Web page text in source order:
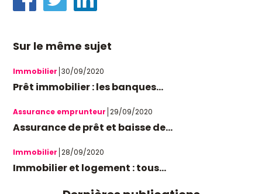
Sur le même sujet
Immobilier 30/09/2020
Prêt immobilier : les banques...
Assurance emprunteur 29/09/2020
Assurance de prêt et baisse de...
Immobilier 28/09/2020
Immobilier et logement : tous...